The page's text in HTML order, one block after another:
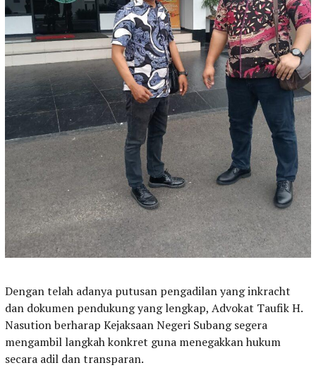
Dengan telah adanya putusan pengadilan yang inkracht
dan dokumen pendukung yang lengkap, Advokat Taufik H.
Nasution berharap Kejaksaan Negeri Subang segera
mengambil langkah konkret guna menegakkan hukum
secara adil dan transparan.